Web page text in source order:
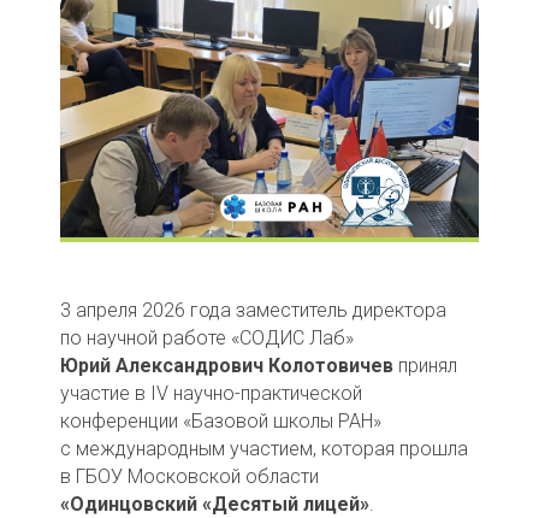
3 апреля 2026 года заместитель директора
по научной работе «СОДИС Лаб»
Юрий Александрович Колотовичев принял
участие в IV научно-практической
конференции «Базовой школы РАН»
с международным участием, которая прошла
в ГБОУ Московской области
«Одинцовский «Десятый лицей».